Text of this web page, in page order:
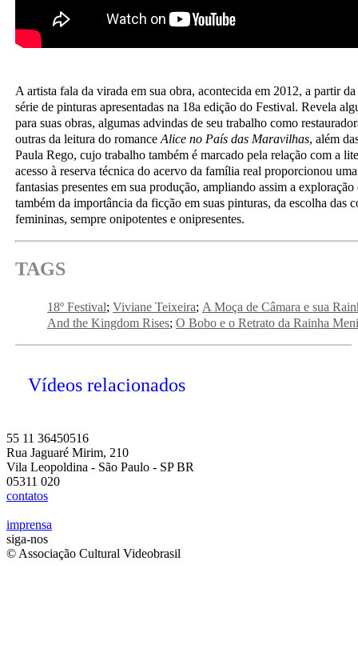
A artista fala da virada em sua obra, acontecida em 2012, a partir
série de pinturas apresentadas na 18a edição do Festival. Revela
para suas obras, algumas advindas de seu trabalho como
outras da leitura do romance Alice no País das Maravilhas, além
Paula Rego, cujo trabalho também é marcado pela relação com a
acesso à reserva técnica do acervo da família real proporcionou
fantasias presentes em sua produção, ampliando assim a
também da importância da ficção em suas pinturas, da escolha das
femininas, sempre onipotentes e onipresentes.
TAGS
18º Festival Viviane Teixeira A Moça de Câmara e sua
And the Kingdom Rises O Bobo e o Retrato da Rainha
Vídeos relacionados
55 11 36450516
Rua Jaguaré Mirim, 210
Vila Leopoldina - São Paulo - SP BR
05311 020
contatos
imprensa
siga-nos
© Associação Cultural Videobrasil